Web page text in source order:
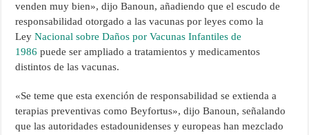
venden muy bien», dijo Banoun, añadiendo que el escudo de
responsabilidad otorgado a las vacunas por leyes como la
LeyNacional sobre Daños por Vacunas Infantiles de
1986 puede ser ampliado a tratamientos y medicamentos
distintos de las vacunas.
«Se teme que esta exención de responsabilidad se extienda a
terapias preventivas como Beyfortus», dijo Banoun, señalando
que las autoridades estadounidenses y europeas han mezclado